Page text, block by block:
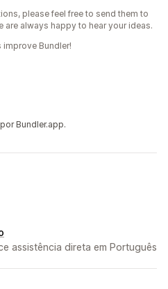
please feel free to send them to
are always happy to hear your ideas.
Bundler!
Bundler.app.
assistência direta em Português